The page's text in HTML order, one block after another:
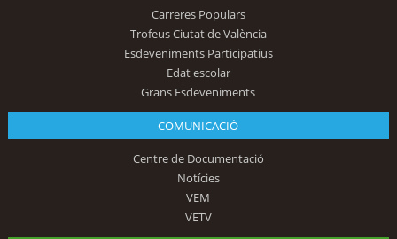
Carreres Populars
Trofeus Ciutat de València
Esdeveniments Participatius
Edat escolar
Grans Esdeveniments
COMUNICACIÓ
Centre de Documentació
Notícies
VEM
VETV